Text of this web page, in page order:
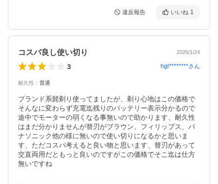
違反報告 いいね 1
コスパ良し使い切り 2026/1/24
3 hgl********さん
耐久性 ： 普通
ブランド系髭剃り使ってましたが、剃り心地はこの価格で
そんなに変わらず充電迄残りのバッテリー表示分かるので
途中でモーターの弱くなる事無いので助かります、耐久性
はまだ分かりませんが替刃がブラウン、フィリップス、パ
ナソニック他の様に無いので使い切りになるかと思いま
す、ただコスパ考えると良い物と思います、替刃があって
交直両用だともっと良いのですがこの価格でそこ迄は仕方
無いですね